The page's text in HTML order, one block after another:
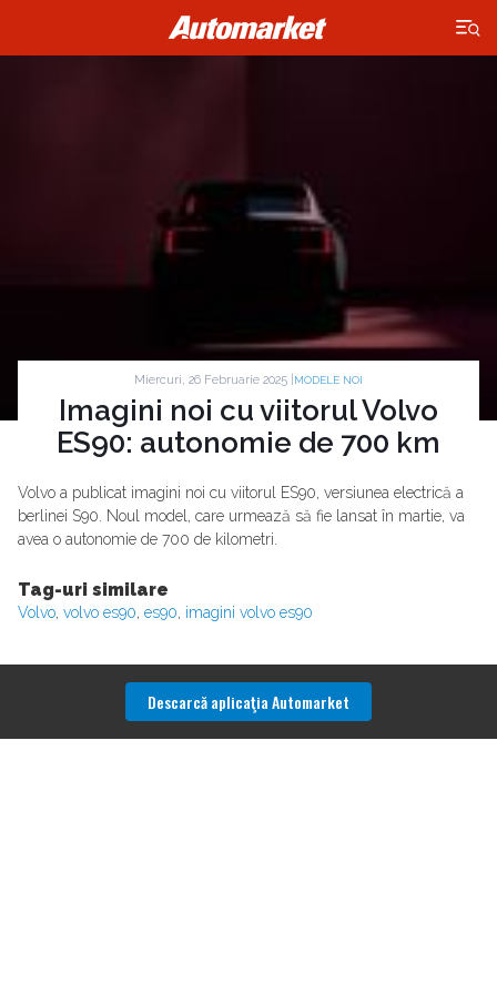
×
Miercuri, 26 Februarie 2025 | MODELE NOI
Imagini noi cu viitorul Volvo
ES90: autonomie de 700 km
Volvo a publicat imagini noi cu viitorul ES90, versiunea electrică a
berlinei S90. Noul model, care urmează să fie lansat în martie, va
avea o autonomie de 700 de kilometri.
Tag-uri similare
Volvo, volvo es90, es90, imagini volvo es90
Descarcă aplicaţia Automarket